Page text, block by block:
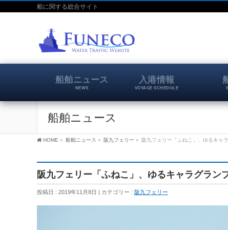
船に関する総合サイト
船舶ニュース
NEWS
入港情報
VOYAGE SCHEDULE
船舶ニュース
HOME » 船舶ニュース » 阪九フェリー » 阪九フェリー「ふねこ」、ゆるキャ
阪九フェリー「ふねこ」、ゆるキャラグラン
投稿日 : 2019年11月8日 カテゴリー : 阪九フェリー